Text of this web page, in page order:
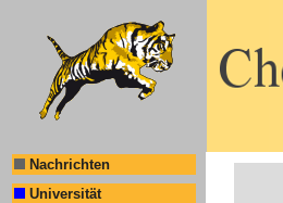
Nachrichten
Universität